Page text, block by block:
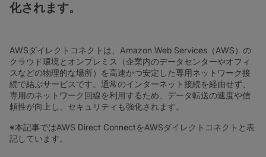
化されます。
AWSダイレクトコネクトは、Amazon Web Services（AWS）の
クラウド環境とオンプレミス（企業内のデータセンターやオフィ
スなどの物理的な場所）を高速かつ安定した専用ネットワーク接
続で結ぶサービスです。通常のインターネット接続を経由せず、
専用のネットワーク回線を利用するため、データ転送の速度や信
頼性が向上し、セキュリティも強化されます。
※本記事ではAWS Direct ConnectをAWSダイレクトコネクトと表
記しています。